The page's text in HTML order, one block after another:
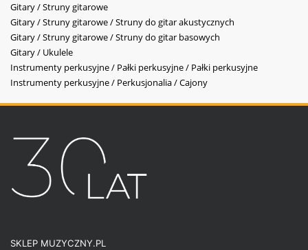
Gitary / Struny gitarowe
Gitary / Struny gitarowe / Struny do gitar akustycznych
Gitary / Struny gitarowe / Struny do gitar basowych
Gitary / Ukulele
Instrumenty perkusyjne / Pałki perkusyjne / Pałki perkusyjne
Instrumenty perkusyjne / Perkusjonalia / Cajony
SKLEP MUZYCZNY.PL